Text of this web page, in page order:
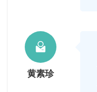

黄素珍